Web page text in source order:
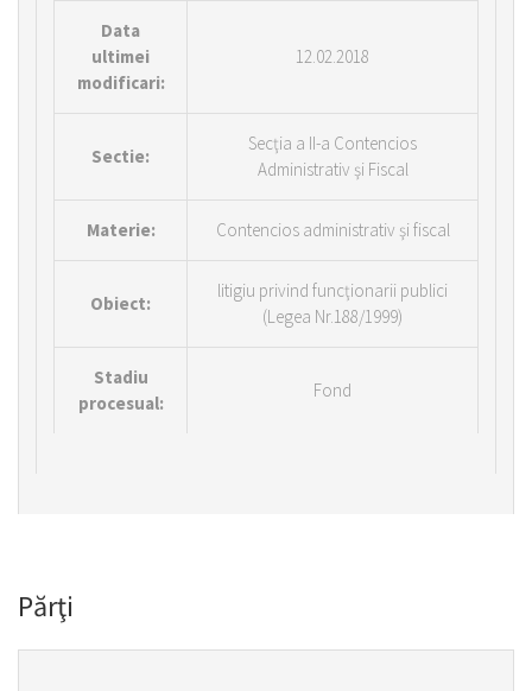
Data
ultimei
modificari:
12.02.2018
Sectie:
Secţia a II-a Contencios
Administrativ şi Fiscal
Materie: Contencios administrativ şi fiscal
Obiect:
litigiu privind funcţionarii publici
(Legea Nr.188/1999)
Stadiu
procesual:
Fond
Părţi